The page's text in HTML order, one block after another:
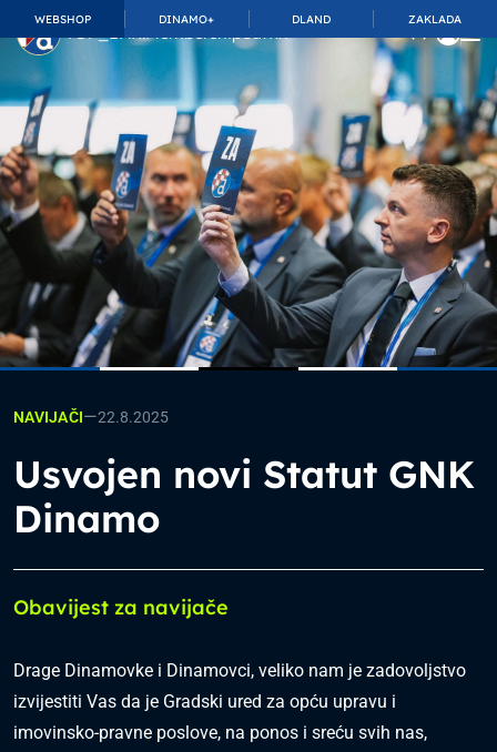
WEBSHOP DINAMO+ DLAND ZAKLADA
TOP_BAR.MembershipSuffix
NAVIJAČI—22.8.2025
Usvojen novi Statut GNK
Dinamo
Obavijest za navijače
Drage Dinamovke i Dinamovci, veliko nam je zadovoljstvo
izvijestiti Vas da je Gradski ured za opću upravu i
imovinsko-pravne poslove, na ponos i sreću svih nas,